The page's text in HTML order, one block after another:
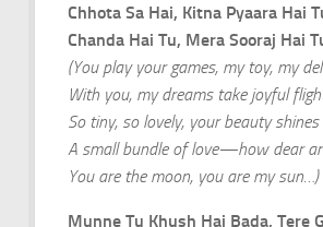
Chhota Sa Hai, Kitna Pyaara Hai
Chanda Hai Tu, Mera Sooraj Hai
(You play your games, my toy, my
With you, my dreams take joyful
So tiny, so lovely, your beauty
A small bundle of love—how dear
You are the moon, you are my sun…)
Munne Tu Khush Hai Bada, Tere